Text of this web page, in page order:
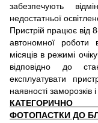
забезпечують
недостатньої
Пристрій працює від
автономної роботи
місяців в режимі
відповідно до
експлуатувати
наявності заморозків
КАТЕГОРИЧНО
ФОТОПАСТКИ ДО